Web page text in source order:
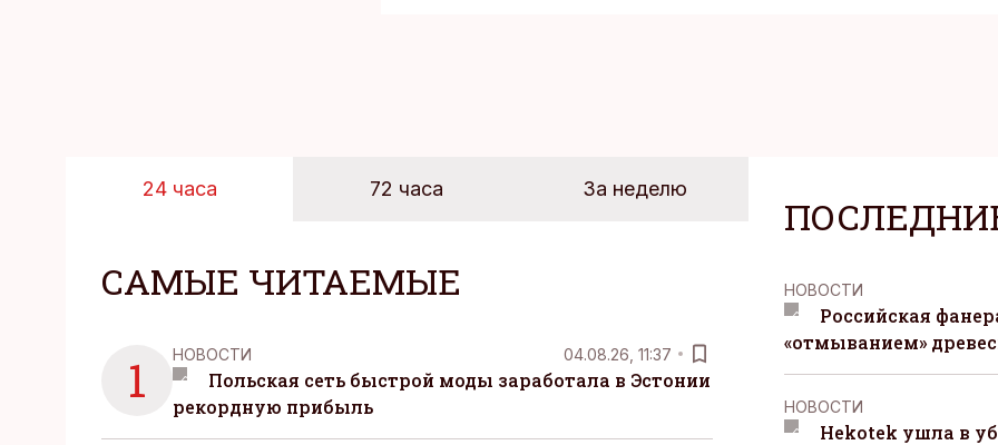
24 часа 72 часа За неделю
САМЫЕ ЧИТАЕМЫЕ
1 НОВОСТИ 04.08.26, 11:37
Польская сеть быстрой моды заработала в Эстонии
рекордную прибыль
НОВОСТИ
Российская
«отмыванием»
НОВОСТИ
Hekotek ушла в